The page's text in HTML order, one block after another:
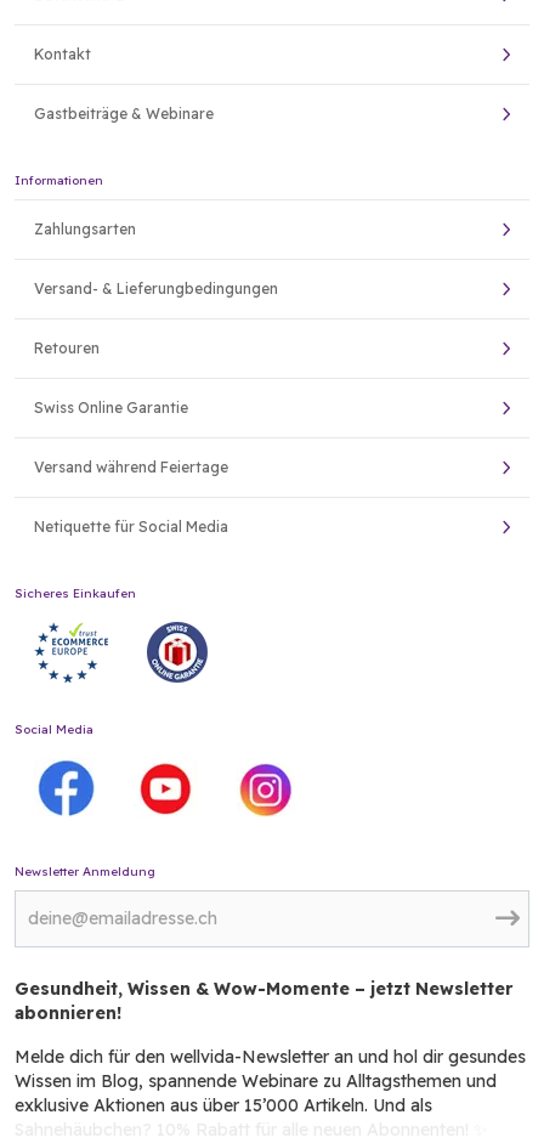
Kontakt
Gastbeiträge & Webinare
Informationen
Zahlungsarten
Versand- & Lieferungbedingungen
Retouren
Swiss Online Garantie
Versand während Feiertage
Netiquette für Social Media
Sicheres Einkaufen
Social Media
Newsletter Anmeldung
Gesundheit, Wissen & Wow-Momente – jetzt Newsletter
abonnieren!
Melde dich für den wellvida-Newsletter an und hol dir gesundes
Wissen im Blog, spannende Webinare zu Alltagsthemen und
exklusive Aktionen aus über 15’000 Artikeln. Und als